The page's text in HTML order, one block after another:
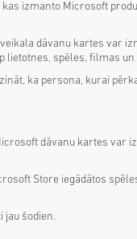
izmanto Microsoft
dāvanu kartes var
lietotnes, spēles, filmas un
ka persona, kurai
dāvanu kartes var
Store iegādātos
jau šodien.